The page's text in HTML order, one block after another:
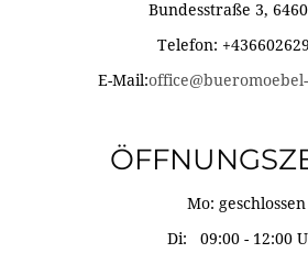
Bundesstraße 3,
Telefon:
E-Mail:
Mo: geschlossen
Di: 09:00 - 12:00